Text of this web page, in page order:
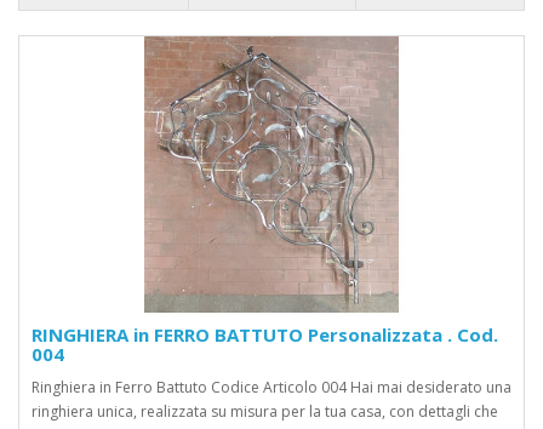
RINGHIERA in FERRO BATTUTO Personalizzata . Cod.
004
Ringhiera in Ferro Battuto Codice Articolo 004 Hai mai desiderato una
ringhiera unica, realizzata su misura per la tua casa, con dettagli che